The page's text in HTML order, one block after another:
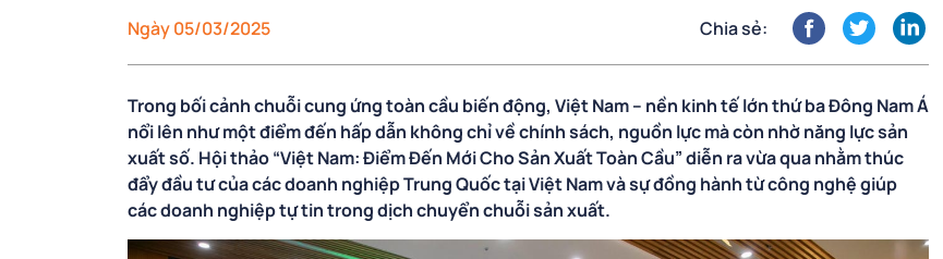
Ngày 05/03/2025 Chia sẻ:
Trong bối cảnh chuỗi cung ứng toàn cầu biến động, Việt Nam – nền kinh tế lớn thứ ba Đông Nam Á
nổi lên như một điểm đến hấp dẫn không chỉ về chính sách, nguồn lực mà còn nhờ năng lực sản
xuất số. Hội thảo “Việt Nam: Điểm Đến Mới Cho Sản Xuất Toàn Cầu” diễn ra vừa qua nhằm thúc
đẩy đầu tư của các doanh nghiệp Trung Quốc tại Việt Nam và sự đồng hành từ công nghệ giúp
các doanh nghiệp tự tin trong dịch chuyển chuỗi sản xuất.